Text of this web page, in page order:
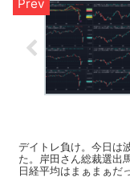
デイトレ負け。今日は
た。岸田さん総裁選出
日経平均はまぁまぁだ